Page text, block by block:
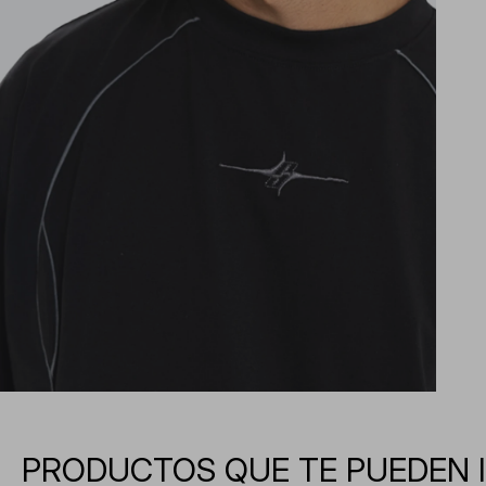
PRODUCTOS QUE TE PUEDEN